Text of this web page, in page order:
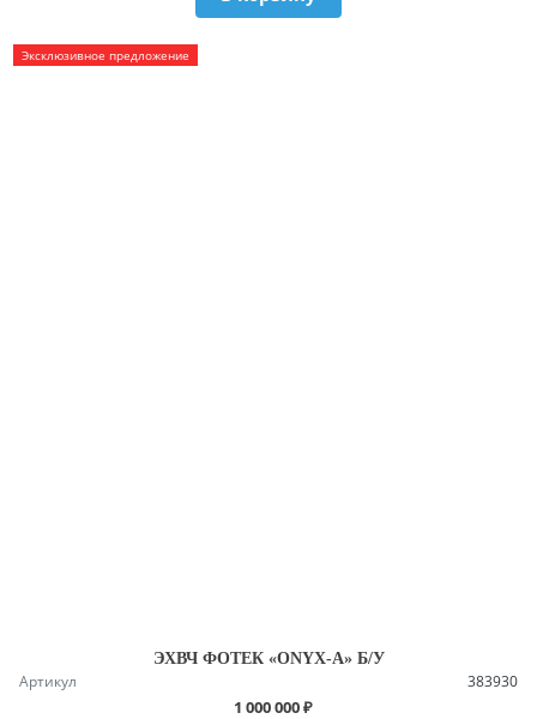
Эксклюзивное предложение
ЭХВЧ ФОТЕК «ONYX-A» Б/У
Артикул 383930
1 000 000 ₽